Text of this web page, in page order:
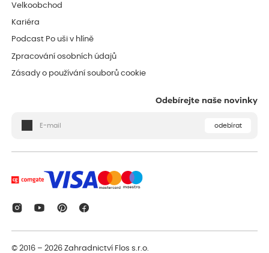
Velkoobchod
Kariéra
Podcast Po uši v hlíně
Zpracování osobních údajů
Zásady o používání souborů cookie
Odebírejte naše novinky
odebírat
© 2016 – 2026Zahradnictví Flos s.r.o.